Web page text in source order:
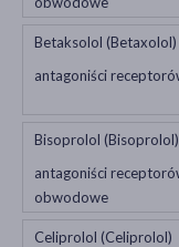
Betaksolol (Betaxolol)
antagoniści
Bisoprolol (Bisoprolol)
antagoniści
obwodowe
Celiprolol (Celiprolol)